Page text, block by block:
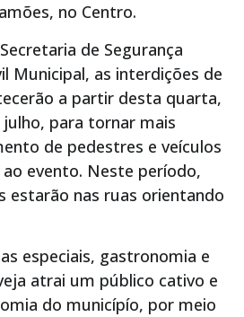
no Centro.
de Segurança
Municipal, as interdições de
a partir desta quarta,
para tornar mais
de pedestres e veículos
evento. Neste período,
estarão nas ruas orientando
especiais, gastronomia e
atrai um público cativo e
do municípío, por meio